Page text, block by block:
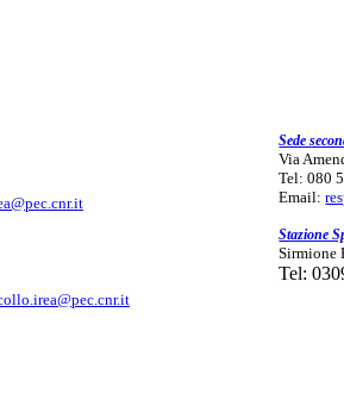
Sede
Via
Tel: 080
Email:
Stazione
Sirmione
Tel: